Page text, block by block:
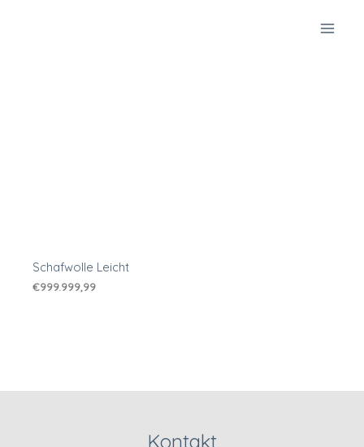
Schafwolle Leicht
€999.999,99
Kontakt